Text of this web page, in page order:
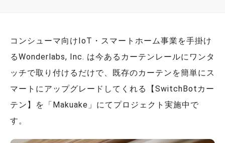
コンシューマ向けIoT・スマートホーム事業を手掛け
るWonderlabs, Inc. は今あるカーテンレールにワンタ
ッチで取り付けるだけで、既存のカーテンを簡単にス
マートにアップグレードしてくれる【SwitchBotカー
テン】を「Makuake」にてプロジェクト実施中で
す。